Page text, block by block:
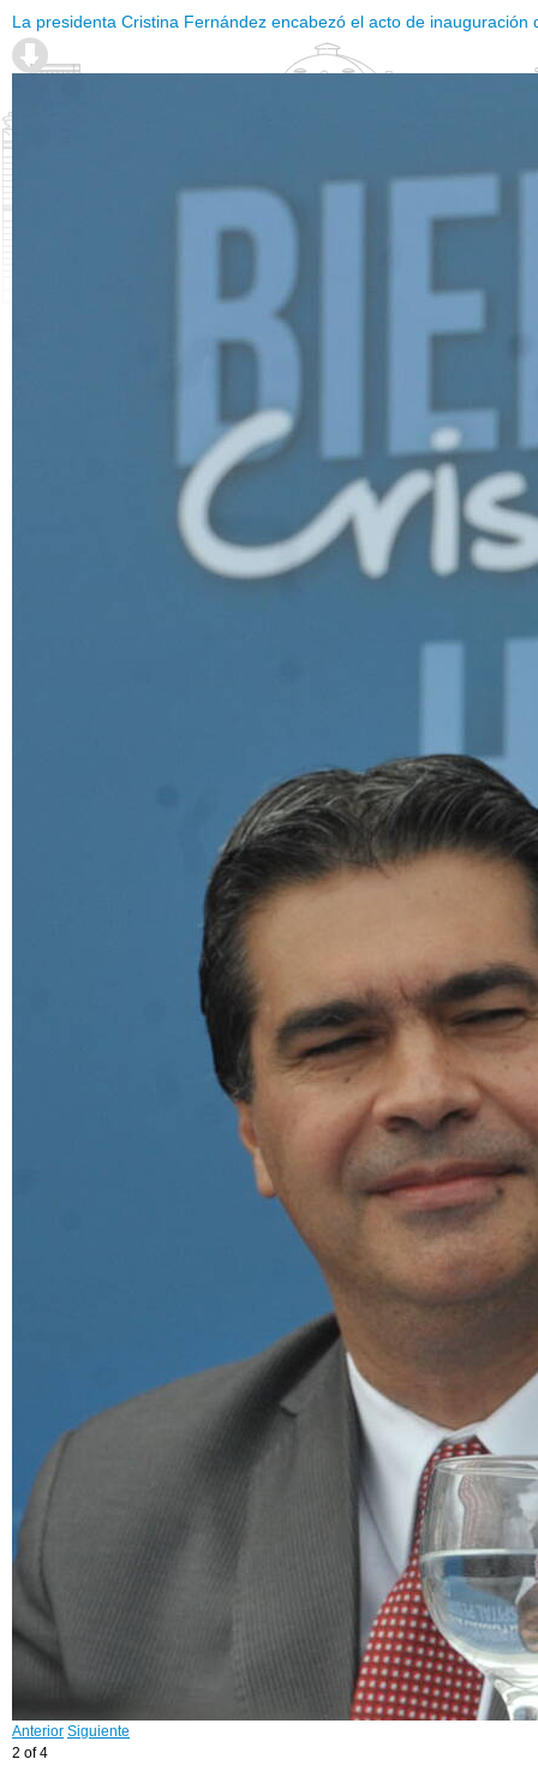
La presidenta Cristina Fernández encabezó el acto de inauguración
Anterior Siguiente
2 of 4